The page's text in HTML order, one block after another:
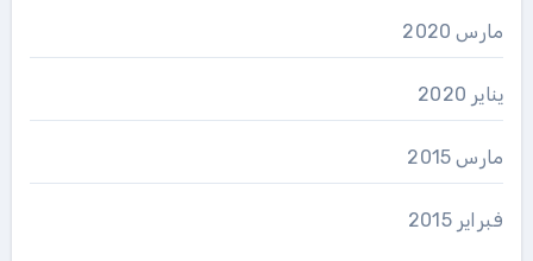
مارس 2020
يناير 2020
مارس 2015
فبراير 2015